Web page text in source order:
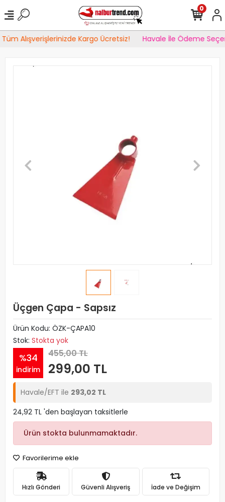
Alışverişlerinizde Kargo Ücretsiz! Havale İle Ödeme
0
Üçgen Çapa - Sapsız
Ürün Kodu: ÖZK-ÇAPA10
Stok: Stokta yok
%34
indirim
455,00 TL
299,00 TL
Havale/EFT ile 293,02 TL
24,92 TL 'den başlayan taksitlerle
Ürün stokta bulunmamaktadır.
Favorilerime ekle
Hızlı Gönderi Güvenli Alışveriş İade ve Değişim